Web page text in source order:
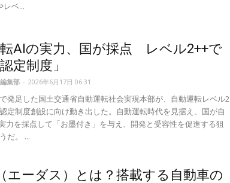
ラ
レベ...
転AIの実力、国が採点 レベル2++で
定制度」
集部 - 2026年6月17日 06:31
発足した国土交通省自動運転社会実現本部が、自動運転レベル2
定制度創設に向け動き出した。自動運転時代を見据え、国が自
力を採点して「お墨付き」を与え、開発と受容性を促進する狙
だ。 ...
エーダス）とは？搭載する自動車の